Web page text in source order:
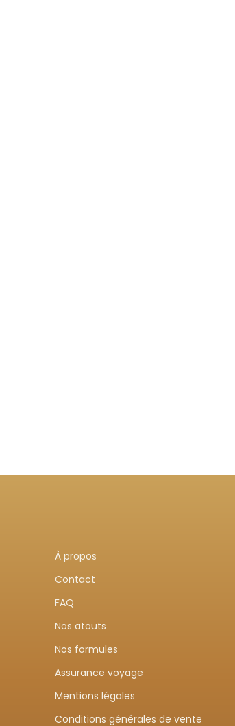
À propos
Contact
FAQ
Nos atouts
Nos formules
Assurance voyage
Mentions légales
Conditions générales de vente